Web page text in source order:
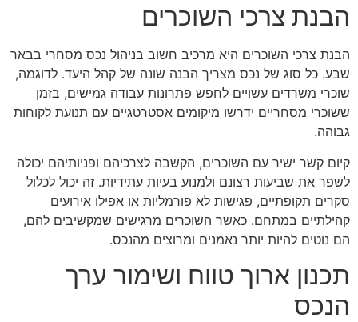
הבנת צרכי השוכרים
הבנת צרכי השוכרים היא מרכיב חשוב בניהול נכס מסחרי בבאר
שבע. כל סוג של נכס מצריך הבנה שונה של קהל היעד. לדוגמה,
שוכרי משרדים עשויים לחפש פתרונות עבודה גמישים, בזמן
ששוכרי מסחריים ידרשו מיקומים אסטרטגיים עם תנועת לקוחות
גבוהה.
קיום קשר ישיר עם השוכרים, הקשבה לצרכיהם ופניותיהם יכולה
לשפר את שביעות רצונם ולמנוע בעיות עתידיות. זה יכול לכלול
סקרים תקופתיים, פגישות לא פורמליות או אפילו אירועים
קהילתיים במתחם. כאשר השוכרים מרגישים שמקשיבים להם,
הם נוטים להיות יותר נאמנים ומרוצים מהנכס.
תכנון ארוך טווח ושימור ערך
הנכס